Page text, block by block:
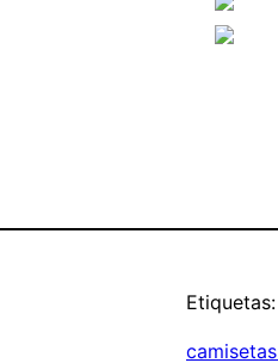
Etiquetas: